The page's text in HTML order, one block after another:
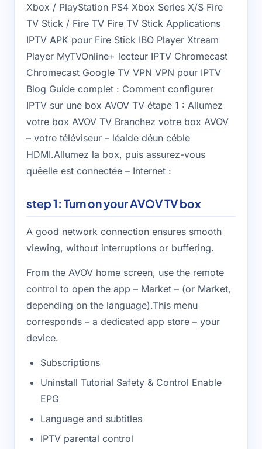
Xbox / PlayStation PS4 Xbox Series X/S Fire
TV Stick / Fire TV Fire TV Stick Applications
IPTV APK pour Fire Stick IBO Player Xtream
Player MyTVOnline+ lecteur IPTV Chromecast
Chromecast Google TV VPN VPN pour IPTV
Blog Guide complet : Comment configurer
IPTV sur une box AVOV TV étape 1 : Allumez
votre box AVOV TV Branchez votre box AVOV
– votre téléviseur – léaide déun céble
HDMI.Allumez la box, puis assurez-vous
quêelle est connectée – Internet :
step 1: Turn on your AVOV TV box
A good network connection ensures smooth
viewing, without interruptions or buffering.
From the AVOV home screen, use the remote
control to open the app – Market – (or Market,
depending on the language).This menu
corresponds – a dedicated app store – your
device.
Subscriptions
Uninstall Tutorial Safety & Control Enable
EPG
Language and subtitles
IPTV parental control